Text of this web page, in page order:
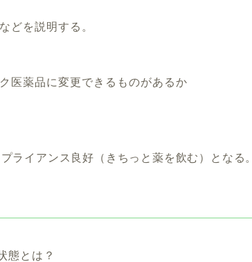
どを説明する。
医薬品に変更できるものがあるか
ライアンス良好（きちっと薬を飲む）となる。
態とは？